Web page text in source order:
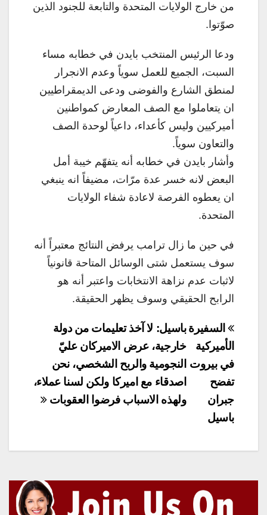
من خارج الولايات المتحدة والتابعة للجنود الذين
صوّتوا.
ودعا الرئيس المنتخب بايدن في خطابه مساء
السبت، الجميع للعمل سوياً وعدم الانجرار
لمنطق الشارع والفوضى ودعى الديمقراطيين
ان يتعاملوا مع الصف المعارض كمواطنين
أميركيين وليس كأعداء، داعياً لوحدة الصف
والتعاون سوياً.
وأشار بايدن في خطابه أنه يتفهّم خيبة أمل
البعض لانه خسر عدة مرّات، مضيفاً انه ينبغي
ان يعطوه الفرصة لاعادة شفاء الولايات
المتحدة.
في حين ما زال ترامب يرفض النتائج معتبراً أنه
سوف يستعمل شتى الوسائل المتاحة قانونياً
لاثبات عدم نزاهة الانتخابات واعتبر أنه هو
الرابح الحقيقي وسوف يظهر الحقيقة.
تصفّح
المقالات
باسيل: لا آخذ تعليمات من دولة
خارجية، عرض الاميركان عليّ
النجومية والربح الشخصي، نحن
اصدقاء مع اميركا ولكن لسنا عملاء،
ولهذه الاسباب فرضوا العقوبات
السفيرة
الأميركية
في بيروت
تفضح
جبران
باسيل